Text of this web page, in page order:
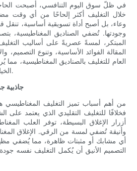
في ظلّ سوق اليوم التنافسي، أصبحت
خلال التغليف أكثر إلحاحًا من أي وقت
وعاء، بل أصبح أداة تسويقية أساسية، تنقل
وجودتها. تُضفي الصناديق المغناطيسية،
المبتكر، لمسةً عصريةً على أساليب
المقالة الفوائد الأساسية، وتنوع التصميم،
العام للتغليف بالصناديق المغناطيسية،
الخيار الأمثل للمنتجات الفاخرة.
جاذبية
من أهم أسباب تميز التغليف المغناطيسي هو
فخلافًا للتغليف التقليدي الذي يعتمد على
أزرار الإغلاق البسيطة، توفر العلب
وأنيقة تُضفي لمسة من الرقي. الإغلاق
أي مشابك أو مثبتات ظاهرة، مما يُضفي
التصميم الأنيق أن يُكمل التغليف نفسه جودة